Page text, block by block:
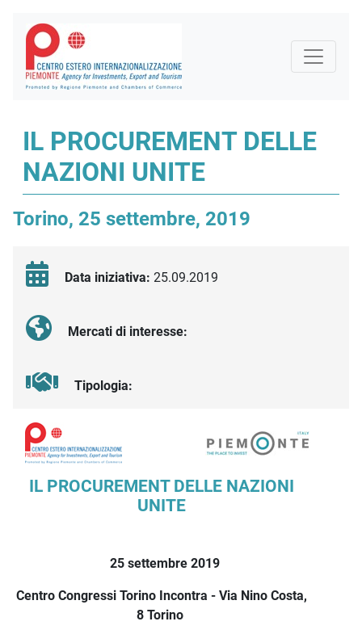
IL PROCUREMENT DELLE
NAZIONI UNITE
Torino, 25 settembre, 2019
Data iniziativa: 25.09.2019
Mercati di interesse:
Tipologia:
Descrizione iniziativa
IL PROCUREMENT DELLE NAZIONI
UNITE
25 settembre 2019
Centro Congressi Torino Incontra - Via Nino Costa,
8 Torino